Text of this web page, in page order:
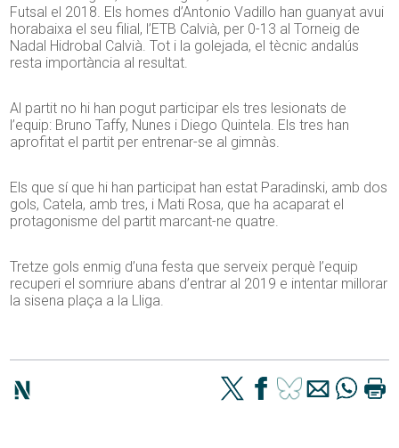
Futsal el 2018. Els homes d’Antonio Vadillo han guanyat avui
horabaixa el seu filial, l’ETB Calvià, per 0-13 al Torneig de
Nadal Hidrobal Calvià. Tot i la golejada, el tècnic andalús
resta importància al resultat.
Al partit no hi han pogut participar els tres lesionats de
l’equip: Bruno Taffy, Nunes i Diego Quintela. Els tres han
aprofitat el partit per entrenar-se al gimnàs.
Els que sí que hi han participat han estat Paradinski, amb dos
gols, Catela, amb tres, i Mati Rosa, que ha acaparat el
protagonisme del partit marcant-ne quatre.
Tretze gols enmig d’una festa que serveix perquè l’equip
recuperi el somriure abans d’entrar al 2019 e intentar millorar
la sisena plaça a la Lliga.